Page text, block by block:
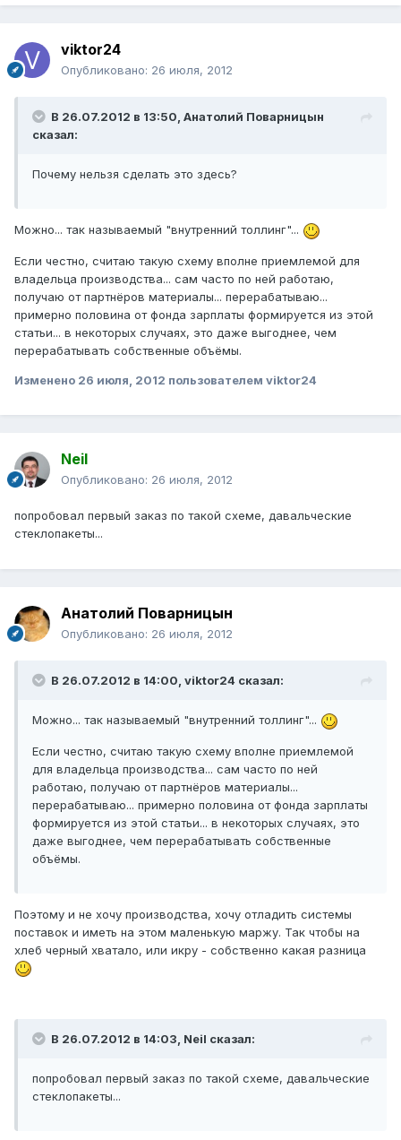
viktor24
Опубликовано: 26 июля, 2012
В 26.07.2012 в 13:50, Анатолий Поварницын
сказал:
Почему нельзя сделать это здесь?
Можно... так называемый "внутренний толлинг"...
Если честно, считаю такую схему вполне приемлемой для
владельца производства... сам часто по ней работаю,
получаю от партнёров материалы... перерабатываю...
примерно половина от фонда зарплаты формируется из этой
статьи... в некоторых случаях, это даже выгоднее, чем
перерабатывать собственные объёмы.
Изменено 26 июля, 2012 пользователем viktor24
Neil
Опубликовано: 26 июля, 2012
попробовал первый заказ по такой схеме, давальческие
стеклопакеты...
Анатолий Поварницын
Опубликовано: 26 июля, 2012
В 26.07.2012 в 14:00, viktor24 сказал:
Можно... так называемый "внутренний толлинг"...
Если честно, считаю такую схему вполне приемлемой
для владельца производства... сам часто по ней
работаю, получаю от партнёров материалы...
перерабатываю... примерно половина от фонда зарплаты
формируется из этой статьи... в некоторых случаях, это
даже выгоднее, чем перерабатывать собственные
объёмы.
Поэтому и не хочу производства, хочу отладить системы
поставок и иметь на этом маленькую маржу. Так чтобы на
хлеб черный хватало, или икру - собственно какая разница
В 26.07.2012 в 14:03, Neil сказал:
попробовал первый заказ по такой схеме, давальческие
стеклопакеты...